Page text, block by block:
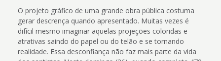
O projeto gráfico de uma grande obra pública costuma
gerar descrença quando apresentado. Muitas vezes é
difícil mesmo imaginar aquelas projeções coloridas e
atrativas saindo do papel ou do telão e se tornando
realidade. Essa desconfiança não faz mais parte da vida